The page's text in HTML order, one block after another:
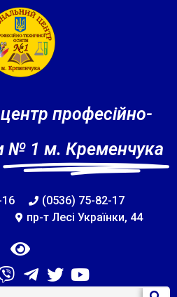
професійно-
№ 1 м. Кременчука
(0536) 75-82-17
пр-т Лесі Українки, 44